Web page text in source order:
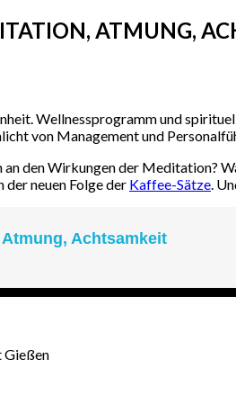
ATMUNG,
Wellnessprogramm und
von Management und
den Wirkungen der Meditation?
der neuen Folge der Kaffee-Sätze.
Gießen